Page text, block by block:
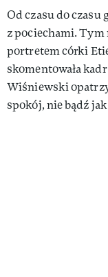
Od czasu do czasu
z pociechami. Tym
portretem córki
skomentowała
Wiśniewski
spokój, nie bądź